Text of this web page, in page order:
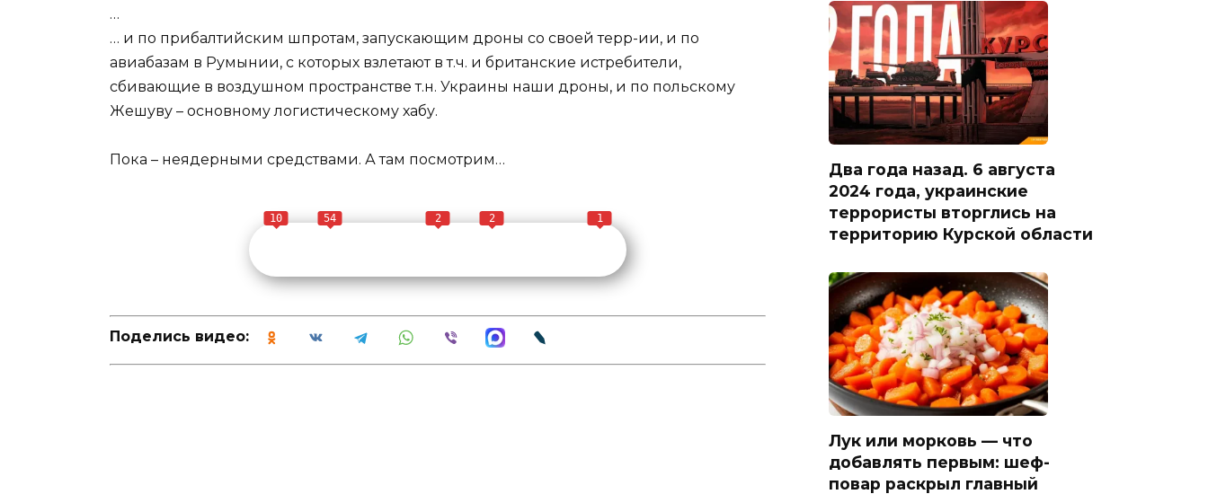
…
… и по прибалтийским шпротам, запускающим дроны со своей терр-ии, и по
авиабазам в Румынии, с которых взлетают в т.ч. и британские истребители,
сбивающие в воздушном пространстве т.н. Украины наши дроны, и по польскому
Жешуву – основному логистическому хабу.
Пока – неядерными средствами. А там посмотрим…
10 54 2 2 1
Поделись видео:
Два года назад. 6 августа
2024 года, украинские
террористы вторглись на
территорию Курской области
Лук или морковь — что
добавлять первым: шеф-
повар раскрыл главный